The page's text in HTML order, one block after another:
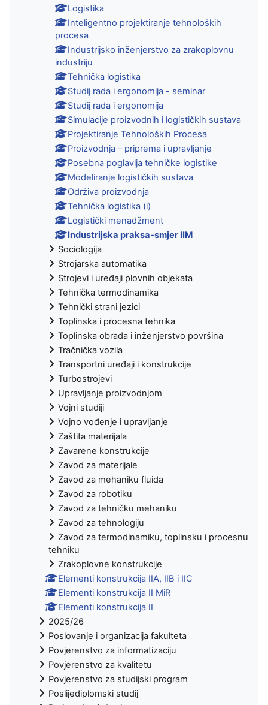
Logistika
Inteligentno projektiranje tehnoloških
procesa
Industrijsko inženjerstvo za zrakoplovnu
industriju
Tehnička logistika
Studij rada i ergonomija - seminar
Studij rada i ergonomija
Simulacije proizvodnih i logističkih sustava
Projektiranje Tehnoloških Procesa
Proizvodnja – priprema i upravljanje
Posebna poglavlja tehničke logistike
Modeliranje logističkih sustava
Održiva proizvodnja
Tehnička logistika (i)
Logistički menadžment
Industrijska praksa-smjer IIM
Sociologija
Strojarska automatika
Strojevi i uređaji plovnih objekata
Tehnička termodinamika
Tehnički strani jezici
Toplinska i procesna tehnika
Toplinska obrada i inženjerstvo površina
Tračnička vozila
Transportni uređaji i konstrukcije
Turbostrojevi
Upravljanje proizvodnjom
Vojni studiji
Vojno vođenje i upravljanje
Zaštita materijala
Zavarene konstrukcije
Zavod za materijale
Zavod za mehaniku fluida
Zavod za robotiku
Zavod za tehničku mehaniku
Zavod za tehnologiju
Zavod za termodinamiku, toplinsku i procesnu
tehniku
Zrakoplovne konstrukcije
Elementi konstrukcija IIA, IIB i IIC
Elementi konstrukcija II MiR
Elementi konstrukcija II
2025/26
Poslovanje i organizacija fakulteta
Povjerenstvo za informatizaciju
Povjerenstvo za kvalitetu
Povjerenstvo za studijski program
Poslijediplomski studij